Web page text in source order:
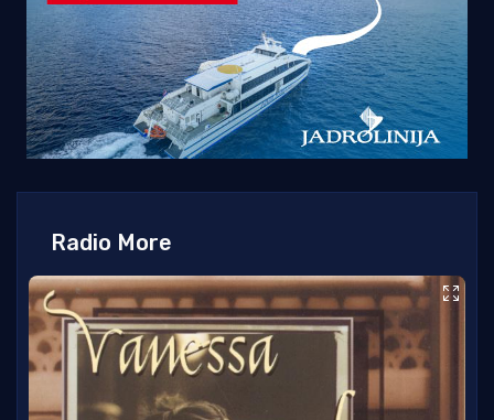
Radio More